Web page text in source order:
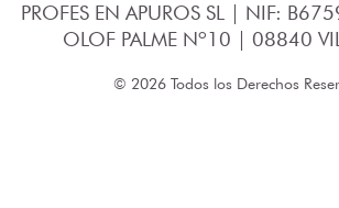
PROFES EN APUROS SL | NIF:
OLOF PALME Nº10 | 08840
© 2026 Todos los Derechos